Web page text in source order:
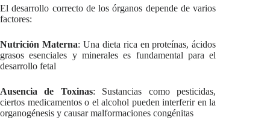
El desarrollo correcto de los órganos depende de varios
factores:
Nutrición Materna: Una dieta rica en proteínas, ácidos
grasos esenciales y minerales es fundamental para el
desarrollo fetal
Ausencia de Toxinas: Sustancias como pesticidas,
ciertos medicamentos o el alcohol pueden interferir en la
organogénesis y causar malformaciones congénitas